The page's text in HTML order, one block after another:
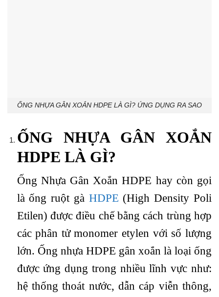
ỐNG NHỰA GÂN XOẮN HDPE LÀ GÌ? ỨNG DỤNG RA SAO
ỐNG NHỰA GÂN XOẮN
HDPE LÀ GÌ?
Ống Nhựa Gân Xoắn HDPE hay còn gọi
là ống ruột gà HDPE (High Density Poli
Etilen) được điều chế bằng cách trùng hợp
các phân tử monomer etylen với số lượng
lớn. Ống nhựa HDPE gân xoắn là loại ống
được ứng dụng trong nhiều lĩnh vực như:
hệ thống thoát nước, dẫn cáp viễn thông,